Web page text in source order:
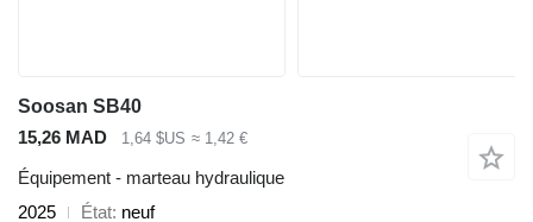
Soosan SB40
15,26 MAD
1,64 $US ≈ 1,42 €
Équipement - marteau hydraulique
2025
État neuf